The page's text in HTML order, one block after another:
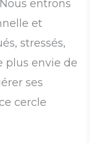
entrons
et
stressés,
plus envie de
ses
cercle